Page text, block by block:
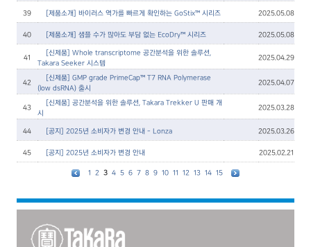
39 [제품소개] 바이러스 역가를 빠르게 확인하는 GoStix™ 시리즈 2025.05.08
40 [제품소개] 샘플 수가 많아도 부담 없는 EcoDry™ 시리즈 2025.05.08
41
[신제품] Whole transcriptome 공간분석을 위한 솔루션,
Takara Seeker 시스템
2025.04.29
42
[신제품] GMP grade PrimeCap™ T7 RNA Polymerase
(low dsRNA) 출시
2025.04.07
43
[신제품] 공간분석을 위한 솔루션, Takara Trekker U 판매 개
시
2025.03.28
44 [공지] 2025년 소비자가 변경 안내 - Lonza 2025.03.26
45 [공지] 2025년 소비자가 변경 안내 2025.02.21
1 2 3 4 5 6 7 8 9 10 11 12 13 14 15